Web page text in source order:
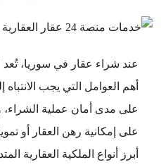
عند شراء عقار في سوريا، تُعد
أهم العوامل التي يجب الانتباه
على مدى أمان عملية الشراء،
على إمكانية رهن العقار أو
أبرز أنواع الملكية العقارية